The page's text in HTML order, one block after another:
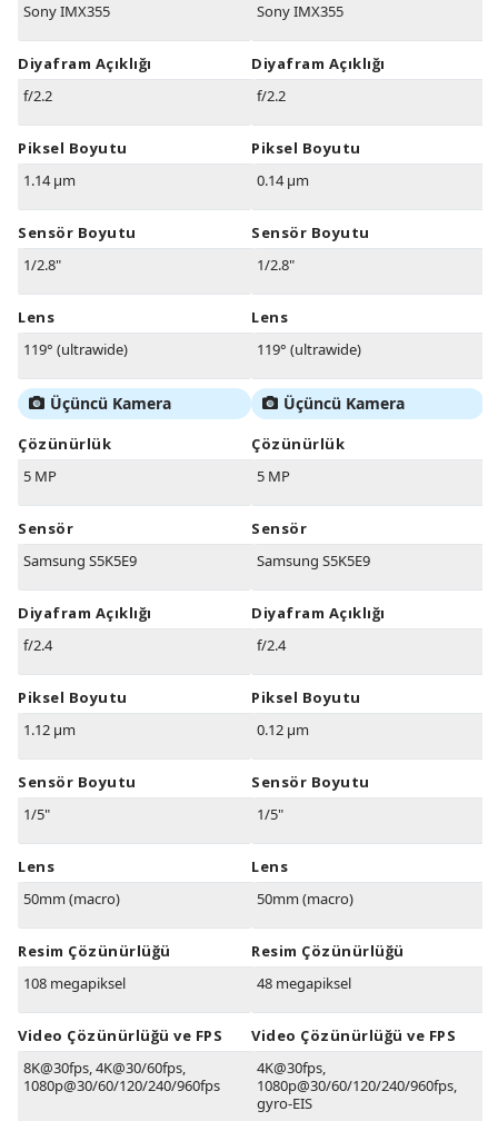
Sony IMX355
Diyafram Açıklığı
f/2.2
Piksel Boyutu
1.14 µm
Sensör Boyutu
1/2.8"
Lens
119° (ultrawide)
Üçüncü Kamera
Çözünürlük
5 MP
Sensör
Samsung S5K5E9
Diyafram Açıklığı
f/2.4
Piksel Boyutu
1.12 µm
Sensör Boyutu
1/5"
Lens
50mm (macro)
Resim Çözünürlüğü
108 megapiksel
Video Çözünürlüğü ve FPS
8K@30fps, 4K@30/60fps,
1080p@30/60/120/240/960fps
Sony IMX355
Diyafram Açıklığı
f/2.2
Piksel Boyutu
0.14 µm
Sensör Boyutu
1/2.8"
Lens
119° (ultrawide)
Üçüncü Kamera
Çözünürlük
5 MP
Sensör
Samsung S5K5E9
Diyafram Açıklığı
f/2.4
Piksel Boyutu
0.12 µm
Sensör Boyutu
1/5"
Lens
50mm (macro)
Resim Çözünürlüğü
48 megapiksel
Video Çözünürlüğü ve FPS
4K@30fps,
1080p@30/60/120/240/960fps,
gyro-EIS